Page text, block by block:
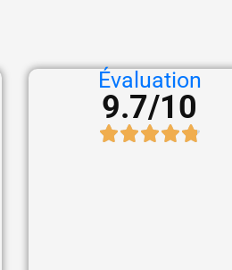
Évaluation
9.7/10